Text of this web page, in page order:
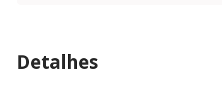
Detalhes